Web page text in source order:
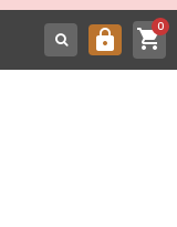
https shopping_cart0